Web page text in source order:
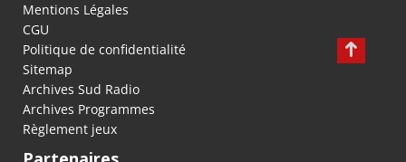
Mentions Légales
CGU
Politique de confidentialité
Sitemap
Archives Sud Radio
Archives Programmes
Règlement jeux